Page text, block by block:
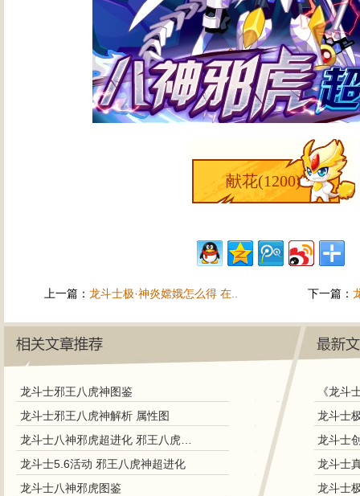
献花(1200)
上一篇： 龙斗士极·神炎嫦娥怎么得 在.. 下一篇：
龙斗士邪王八虎神图鉴
龙斗士邪王八虎神解析 属性图
龙斗士八神邪虎超进化 邪王八虎神降临
龙斗士5.6活动 邪王八虎神超进化
龙斗士八神邪虎图鉴
《龙斗
龙斗士